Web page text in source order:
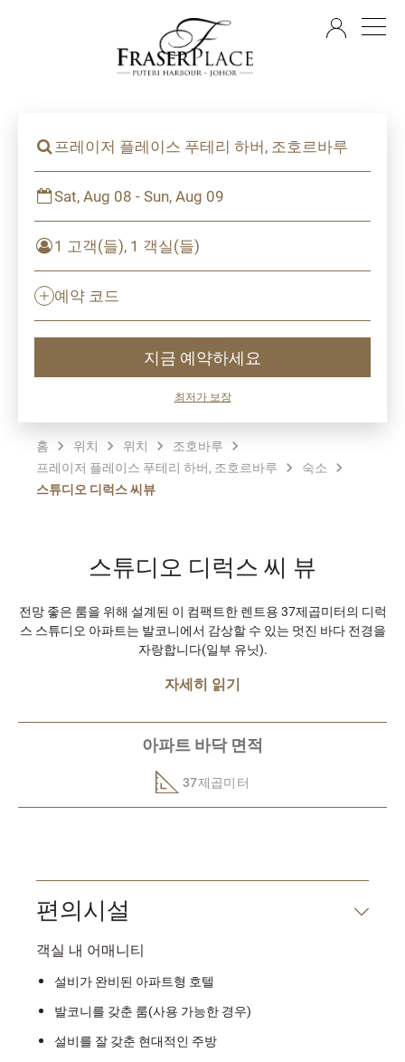
프레이저 플레이스 푸테리 하버, 조호르바루
Sat, Aug 08 - Sun, Aug 09
1 고객(들), 1 객실(들)
예약 코드
지금 예약하세요
최저가 보장
홈 위치 위치
조호바루
프레이저 플레이스 푸테리 하버, 조호르바루
숙소
스튜디오 디럭스 씨뷰
스튜디오 디럭스 씨 뷰
전망 좋은 룸을 위해 설계된 이 컴팩트한 렌트용 37제곱미터의 디럭
스 스튜디오 아파트는 발코니에서 감상할 수 있는 멋진 바다 전경을
자랑합니다(일부 유닛).
자세히 읽기
아파트 바닥 면적
37제곱미터
편의시설
객실 내 어매니티
설비가 완비된 아파트형 호텔
발코니를 갖춘 룸(사용 가능한 경우)
설비를 잘 갖춘 현대적인 주방